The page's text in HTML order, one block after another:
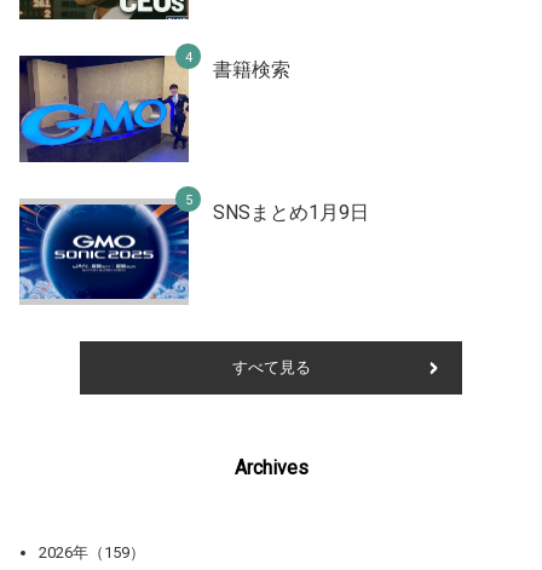
書籍検索
SNSまとめ1月9日
すべて見る
Archives
2026年（159）